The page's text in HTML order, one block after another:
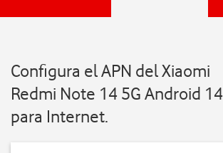
Configura el APN del Xiaomi
Redmi Note 14 5G Android 14
para Internet.